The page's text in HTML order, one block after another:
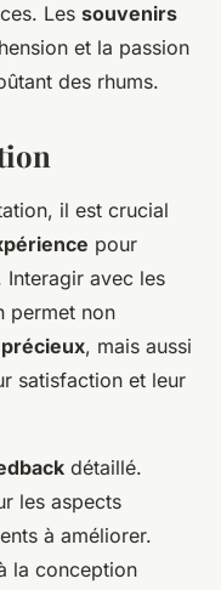
Les souvenirs
et la passion
des rhums.
il est crucial
pour
Interagir avec les
permet non
, mais aussi
satisfaction et leur
détaillé.
les aspects
à améliorer.
la conception